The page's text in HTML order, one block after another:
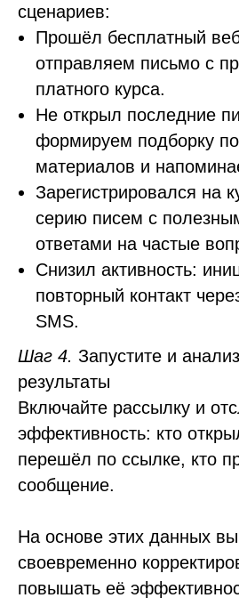
сценариев:
Прошёл бесплатный
отправляем письмо с
платного курса.
Не открыл последние
формируем подборку
материалов и
Зарегистрировался на
серию писем с
ответами на частые
Снизил активность:
повторный контакт
SMS.
Шаг 4. Запустите и
результаты
Включайте рассылку и
эффективность: кто
перешёл по ссылке, кто
сообщение.
На основе этих данных
своевременно
повышать её